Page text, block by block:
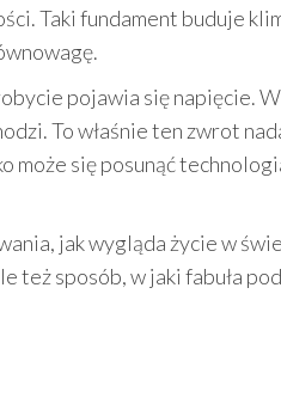
Taki fundament buduje
pojawia się napięcie.
To właśnie ten zwrot
może się posunąć
jak wygląda życie w
też sposób, w jaki fabuła